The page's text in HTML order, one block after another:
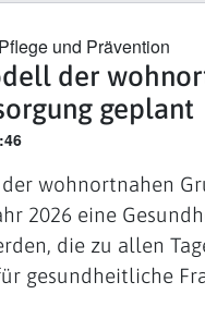
und Prävention
der
geplant
wohnortnahen
2026 eine
die zu allen
gesundheitliche